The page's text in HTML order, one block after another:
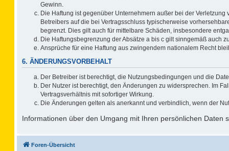
Gewinn.
Die Haftung ist gegenüber Unternehmern außer bei der
Betreibers auf die bei Vertragsschluss typischerweise
begrenzt. Dies gilt auch für mittelbare Schäden, insbesondere
Die Haftungsbegrenzung der Absätze a bis c gilt sinngemäß auch
Ansprüche für eine Haftung aus zwingendem nationalem Recht
6. ÄNDERUNGSVORBEHALT
Der Betreiber ist berechtigt, die Nutzungsbedingungen und die
Der Nutzer ist berechtigt, den Änderungen zu widersprechen. Im
Vertragsverhältnis mit sofortiger Wirkung.
Die Änderungen gelten als anerkannt und verbindlich, wenn der
Informationen über den Umgang mit Ihren persönlichen Daten
Foren-Übersicht